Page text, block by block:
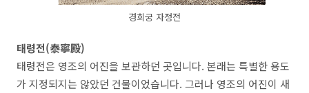
경희궁 자정전
태령전(泰寧殿)
태령전은 영조의 어진을 보관하던 곳입니다. 본래는 특별한 용도
가 지정되지는 않았던 건물이었습니다. 그러나 영조의 어진이 새